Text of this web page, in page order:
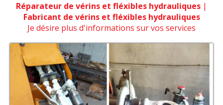
Réparateur de vérins et fléxibles hydrauliques |
Fabricant de vérins et fléxibles hydrauliques
Je désire plus d'informations sur vos services